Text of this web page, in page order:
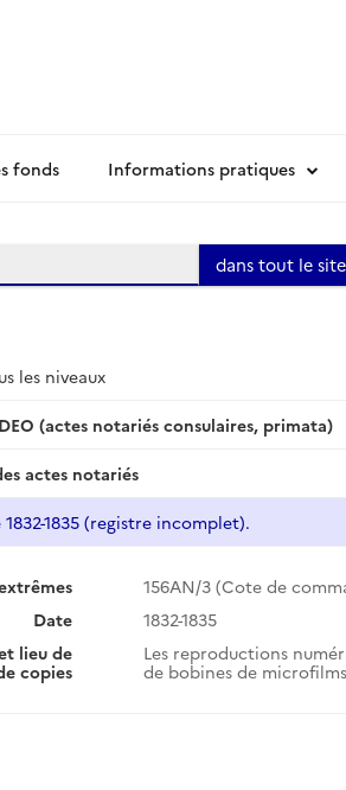
fonds Informations pratiques
dans tout le site
les niveaux
(actes notariés consulaires, primata)
actes notariés
1835 (registre incomplet).
156AN/3 (Cote de
Date
1832-1835
lieu de
copies
Les reproductions
de bobines de